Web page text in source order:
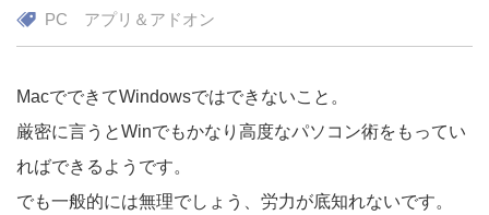
PC
アプリ＆アドオン
MacでできてWindowsではできないこと。
厳密に言うとWinでもかなり高度なパソコン術をもってい
ればできるようです。
でも一般的には無理でしょう、労力が底知れないです。